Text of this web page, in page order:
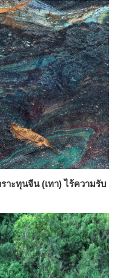
าะทุนจีน (เทา) ไร้ความรับ